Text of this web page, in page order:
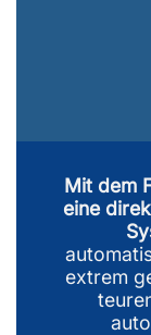
Mit dem
eine
extrem